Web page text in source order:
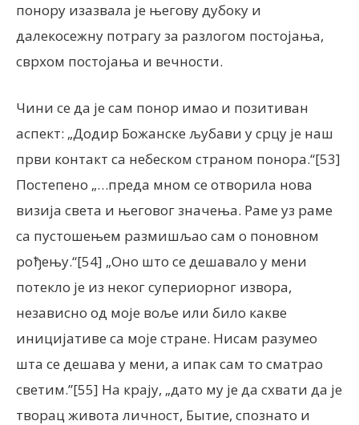
понору изазвала је његову дубоку и
далекосежну потрагу за разлогом постојања,
сврхом постојања и вечности.
Чини се да је сам понор имао и позитиван
аспект: „Додир Божанске љубави у срцу је наш
први контакт са небеском страном понора.“[53]
Постепено „…преда мном се отворила нова
визија света и његовог значења. Раме уз раме
са пустошењем размишљао сам о поновном
рођењу.“[54] „Оно што се дешавало у мени
потекло је из неког супериорног извора,
независно од моје воље или било какве
иницијативе са моје стране. Нисам разумео
шта се дешава у мени, а ипак сам то сматрао
светим.”[55] На крају, „дато му је да схвати да је
творац живота личност, Бытие, спознато и